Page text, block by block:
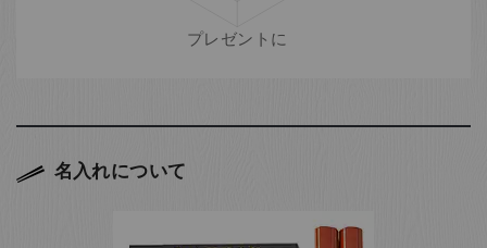
名入れについて